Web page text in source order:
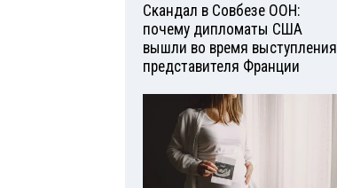
Скандал в Совбезе ООН:
почему дипломаты США
вышли во время выступления
представителя Франции